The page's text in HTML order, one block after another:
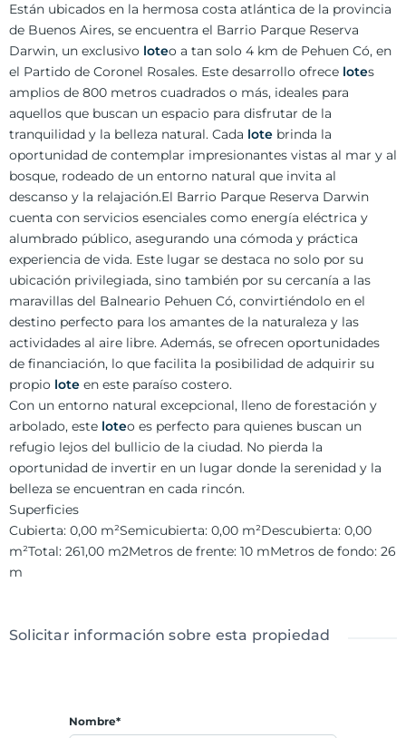
Están ubicados en la hermosa costa atlántica de la provincia
de Buenos Aires, se encuentra el Barrio Parque Reserva
Darwin, un exclusivo loteo a tan solo 4 km de Pehuen Có, en
el Partido de Coronel Rosales. Este desarrollo ofrece lotes
amplios de 800 metros cuadrados o más, ideales para
aquellos que buscan un espacio para disfrutar de la
tranquilidad y la belleza natural. Cada lote brinda la
oportunidad de contemplar impresionantes vistas al mar y al
bosque, rodeado de un entorno natural que invita al
descanso y la relajación.El Barrio Parque Reserva Darwin
cuenta con servicios esenciales como energía eléctrica y
alumbrado público, asegurando una cómoda y práctica
experiencia de vida. Este lugar se destaca no solo por su
ubicación privilegiada, sino también por su cercanía a las
maravillas del Balneario Pehuen Có, convirtiéndolo en el
destino perfecto para los amantes de la naturaleza y las
actividades al aire libre. Además, se ofrecen oportunidades
de financiación, lo que facilita la posibilidad de adquirir su
propio lote en este paraíso costero.
Con un entorno natural excepcional, lleno de forestación y
arbolado, este loteo es perfecto para quienes buscan un
refugio lejos del bullicio de la ciudad. No pierda la
oportunidad de invertir en un lugar donde la serenidad y la
belleza se encuentran en cada rincón.
Superficies
Cubierta: 0,00 m²Semicubierta: 0,00 m²Descubierta: 0,00
m²Total: 261,00 m2Metros de frente: 10 mMetros de fondo: 26
m
Solicitar información sobre esta propiedad
Nombre*